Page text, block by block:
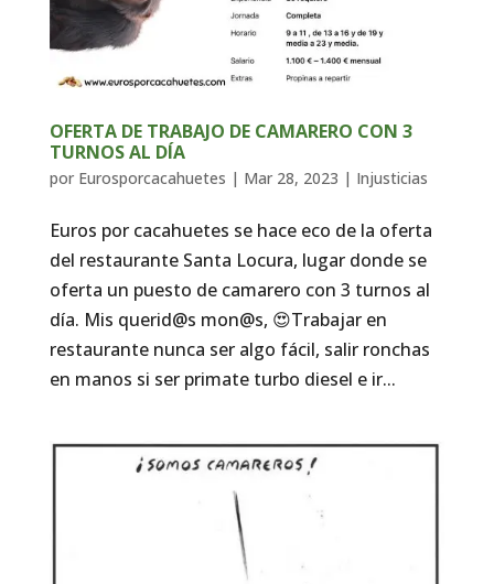
OFERTA DE TRABAJO DE CAMARERO CON 3
TURNOS AL DÍA
por Eurosporcacahuetes | Mar 28, 2023 | Injusticias
Euros por cacahuetes se hace eco de la oferta
del restaurante Santa Locura, lugar donde se
oferta un puesto de camarero con 3 turnos al
día. Mis querid@s mon@s, 😍Trabajar en
restaurante nunca ser algo fácil, salir ronchas
en manos si ser primate turbo diesel e ir...